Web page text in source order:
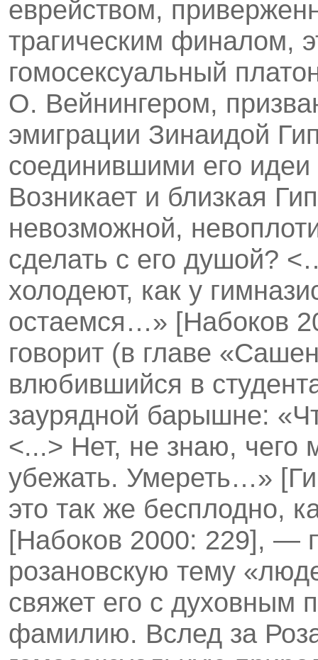
еврейством,
трагическим финалом,
гомосексуальный
О. Вейнингером,
эмиграции Зинаидой
соединившими его
Возникает и близкая
невозможной,
сделать с его душой?
холодеют, как у
остаемся…» [Набоков
говорит (в главе
влюбившийся в
заурядной барышне:
<...> Нет, не знаю,
убежать. Умереть…»
это так же бесплодно,
[Набоков 2000: 229], —
розановскую тему
свяжет его с духовным
фамилию. Вслед за